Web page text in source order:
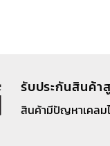
รับประกันสินค้า
สินค้ามีปัญหาเคลม